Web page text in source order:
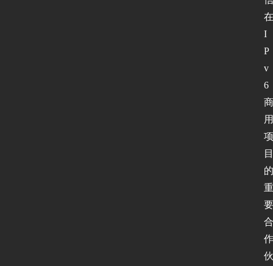
在
I
P
v
6
商
用
项
目
的
重
要
合
作
伙